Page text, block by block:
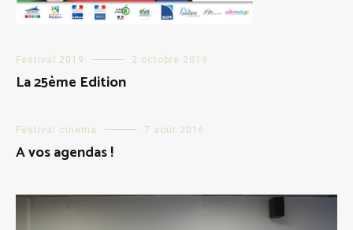
Festival 2019 2 octobre 2019
La 25ème Edition
Festival cinema 7 août 2016
A vos agendas !